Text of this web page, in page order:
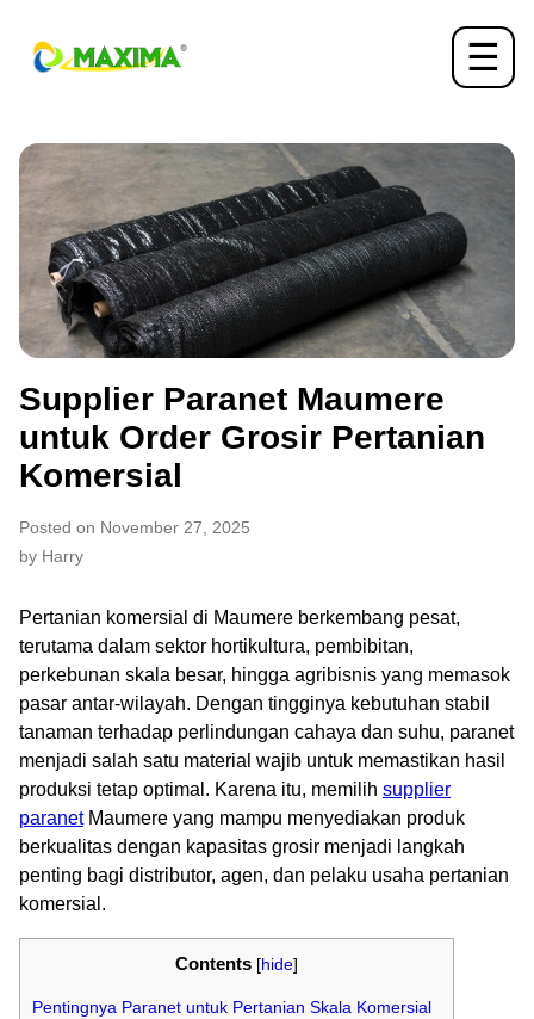
☰
Supplier Paranet Maumere
untuk Order Grosir Pertanian
Komersial
Posted on November 27, 2025
by Harry
Pertanian komersial di Maumere berkembang pesat,
terutama dalam sektor hortikultura, pembibitan,
perkebunan skala besar, hingga agribisnis yang memasok
pasar antar-wilayah. Dengan tingginya kebutuhan stabil
tanaman terhadap perlindungan cahaya dan suhu, paranet
menjadi salah satu material wajib untuk memastikan hasil
produksi tetap optimal. Karena itu, memilih supplier
paranetMaumere yang mampu menyediakan produk
berkualitas dengan kapasitas grosir menjadi langkah
penting bagi distributor, agen, dan pelaku usaha pertanian
komersial.
Contents [hide]
Pentingnya Paranet untuk Pertanian Skala Komersial